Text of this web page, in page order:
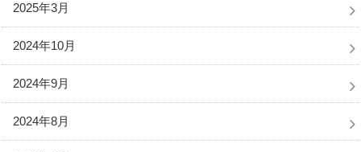
2025年3月
2024年10月
2024年9月
2024年8月